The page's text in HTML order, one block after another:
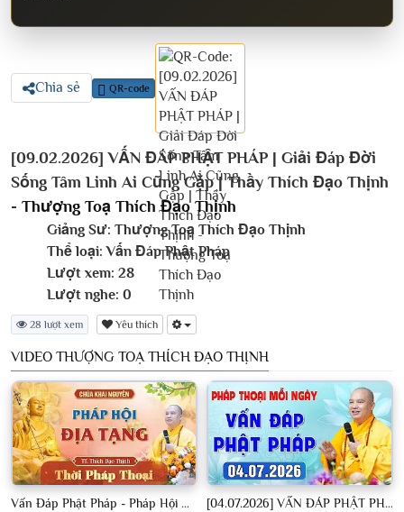
Chia sẻ QR-code
[09.02.2026] VẤN ĐÁP PHẬT PHÁP | Giải Đáp Đời
Sống Tâm Linh Ai Cũng Gặp | Thầy Thích Đạo Thịnh
- Thượng Toạ Thích Đạo Thịnh
Giảng Sư: Thượng Toạ Thích Đạo Thịnh
Thể loại: Vấn Đáp Phật Pháp
Lượt xem: 28
Lượt nghe: 0
28 lượt xem Yêu thích
VIDEO THƯỢNG TOẠ THÍCH ĐẠO THỊNH
Vấn Đáp Phật Pháp - Pháp Hội Địa Tạng Ngày 01/08/2026│TT. Thích Đạo Thịnh [04.07.2026] VẤN ĐÁP PHẬT PHÁP - Nghe Thầy giảng Pháp mỗi ngày CÔNG ĐỨC VÔ LƯỢNG│TT. Thích Đạo Thịnh